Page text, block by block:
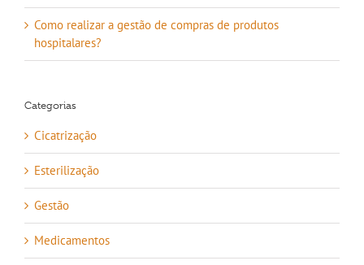
Como realizar a gestão de compras de produtos
hospitalares?
Categorias
Cicatrização
Esterilização
Gestão
Medicamentos